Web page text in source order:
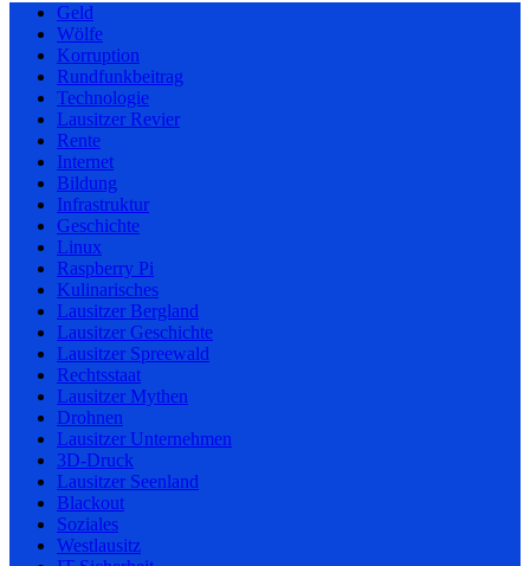
Geld
Wölfe
Korruption
Rundfunkbeitrag
Technologie
Lausitzer Revier
Rente
Internet
Bildung
Infrastruktur
Geschichte
Linux
Raspberry Pi
Kulinarisches
Lausitzer Bergland
Lausitzer Geschichte
Lausitzer Spreewald
Rechtsstaat
Lausitzer Mythen
Drohnen
Lausitzer Unternehmen
3D-Druck
Lausitzer Seenland
Blackout
Soziales
Westlausitz